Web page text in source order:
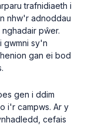
trafnidiaeth i
nhw'r adnoddau
pŵer.
gwmni sy'n
gan ei bod
gen i ddim
i'r campws. Ar y
cefais